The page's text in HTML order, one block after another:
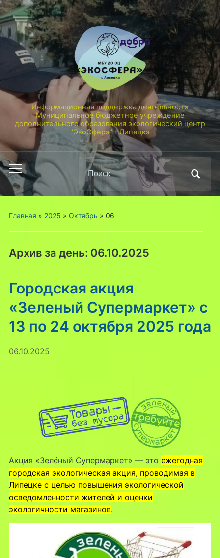
Информационная поддержка деятельности
Муниципальное бюджетное учреждение
дополнительного образования экологический центр
"ЭкоСфера" г.Липецка
Переключить
мобильное
меню
Поиск
по:
Главная » 2025 » Октябрь » 06
Архив за день: 06.10.2025
Городская акция
«Зеленый Супермаркет» с
13 по 24 октября 2025 года
06.10.2025
Акция «Зелёный Супермаркет» — это ежегодная
городская экологическая акция, проводимая в
Липецке с целью повышения экологической
осведомленности жителей и оценки
экологичности магазинов.